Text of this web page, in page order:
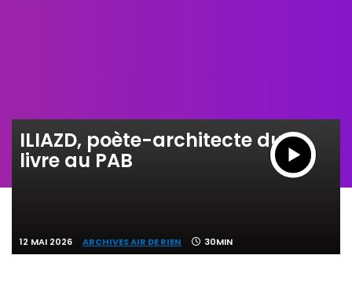
ILIAZD, poète-architecte du
livre au PAB
12 MAI 2026 ARCHIVES AIR DE RIEN 30MIN